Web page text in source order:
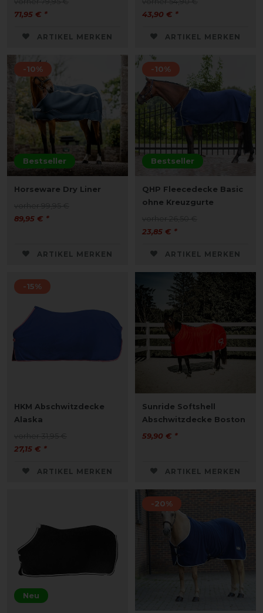
71,95 € *
ARTIKEL MERKEN
43,90 € *
ARTIKEL MERKEN
Bestseller
-10%
Horseware Dry Liner
89,95 € *
ARTIKEL MERKEN
Bestseller
-10%
QHP Fleecedecke Basic
ohne Kreuzgurte
23,85 € *
ARTIKEL MERKEN
-15%
HKM Abschwitzdecke
Alaska
27,15 € *
ARTIKEL MERKEN
Sunride Softshell
Abschwitzdecke Boston
59,90 € *
ARTIKEL MERKEN
Neu
-20%